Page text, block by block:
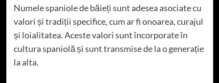
Numele spaniole de băieți sunt adesea asociate cu
valori și tradiții specifice, cum ar fi onoarea, curajul
și loialitatea. Aceste valori sunt încorporate în
cultura spaniolă și sunt transmise de la o generație
la alta.